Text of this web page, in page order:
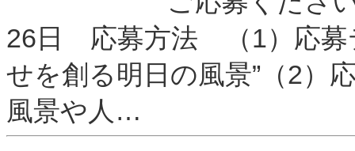
26日 応募方法 （1）応募
せを創る明日の風景”（2）
風景や人…